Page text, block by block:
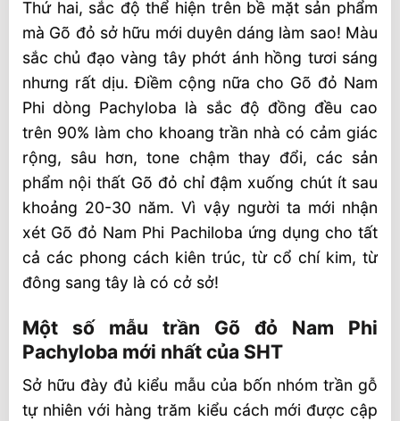
Thứ hai, sắc độ thể hiện trên bề mặt sản phẩm
mà Gõ đỏ sở hữu mới duyên dáng làm sao! Màu
sắc chủ đạo vàng tây phớt ánh hồng tươi sáng
nhưng rất dịu. Điềm cộng nữa cho Gõ đỏ Nam
Phi dòng Pachyloba là sắc độ đồng đều cao
trên 90% làm cho khoang trần nhà có cảm giác
rộng, sâu hơn, tone chậm thay đổi, các sản
phẩm nội thất Gõ đỏ chỉ đậm xuống chút ít sau
khoảng 20-30 năm. Vì vậy người ta mới nhận
xét Gõ đỏ Nam Phi Pachiloba ứng dụng cho tất
cả các phong cách kiên trúc, từ cổ chí kim, từ
đông sang tây là có cở sở!
Một số mẫu trần Gõ đỏ Nam Phi
Pachyloba mới nhất của SHT
Sở hữu đày đủ kiểu mẫu của bốn nhóm trần gỗ
tự nhiên với hàng trăm kiểu cách mới được cập